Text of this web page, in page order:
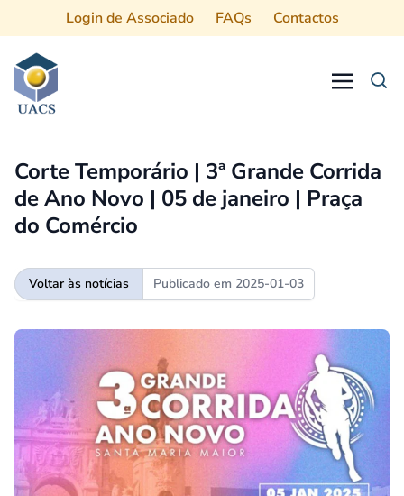
Login de Associado FAQs Contactos
Corte Temporário | 3ª Grande Corrida
de Ano Novo | 05 de janeiro | Praça
do Comércio
Voltar às notícias Publicado em 2025-01-03